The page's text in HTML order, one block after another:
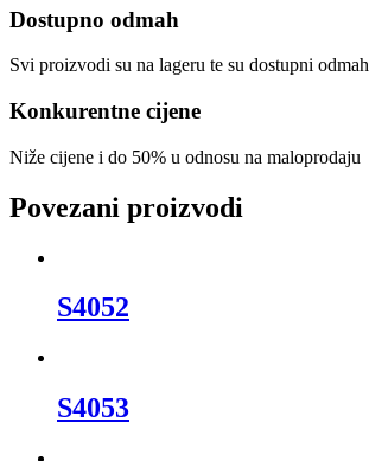
Dostupno odmah
Svi proizvodi su na lageru te su dostupni odmah
Konkurentne cijene
Niže cijene i do 50% u odnosu na maloprodaju
Povezani proizvodi
S4052
S4053